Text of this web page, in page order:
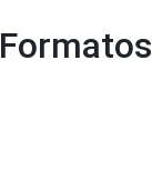
Formatos